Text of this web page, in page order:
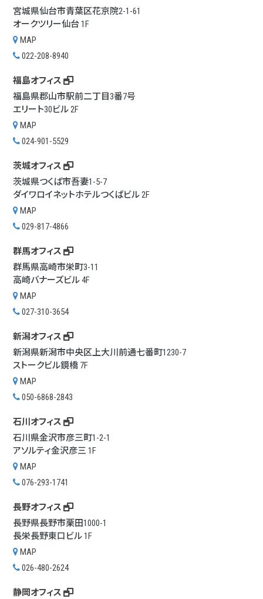
宮城県仙台市青葉区花京院2-1-61
オークツリー仙台 1F
MAP
022-208-8940
福島オフィス
福島県郡山市駅前二丁目3番7号
エリート30ビル 2F
MAP
024-901-5529
茨城オフィス
茨城県つくば市吾妻1-5-7
ダイワロイネットホテルつくばビル 2F
MAP
029-817-4866
群馬オフィス
群馬県高崎市栄町3-11
高崎バナーズビル 4F
MAP
027-310-3654
新潟オフィス
新潟県新潟市中央区上大川前通七番町1230-7
ストークビル鏡橋 7F
MAP
050-6868-2843
石川オフィス
石川県金沢市彦三町1-2-1
アソルティ金沢彦三 1F
MAP
076-293-1741
長野オフィス
長野県長野市栗田1000-1
長栄長野東口ビル 1F
MAP
026-480-2624
静岡オフィス